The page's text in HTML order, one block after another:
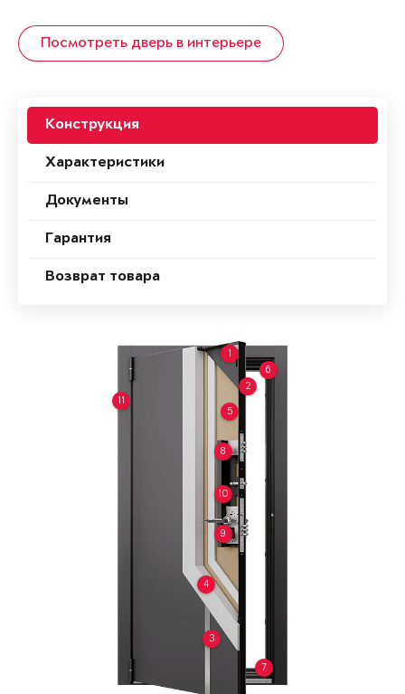
Посмотреть дверь в интерьере
Конструкция
Характеристики
Документы
Гарантия
Возврат товара
1
2
3
4
5
6
7
8
9
10
11